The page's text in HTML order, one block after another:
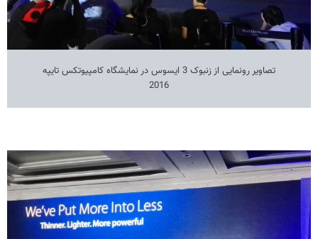
تصاویر رونمایی از زنبوک 3 ایسوس در نمایشگاه کامپیوتکس تایپه
2016